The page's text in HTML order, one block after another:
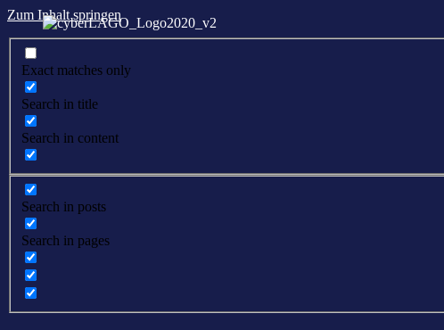
Zum Inhalt springen
Exact matches only
Search in title
Search in content
Search in posts
Search in pages